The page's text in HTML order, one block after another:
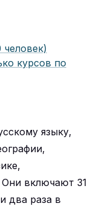
курсов по
языку,
включают 31
два раза в